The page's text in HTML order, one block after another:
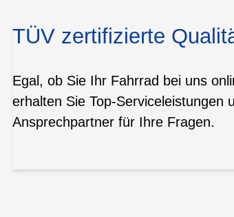
TÜV zertifizierte
Egal, ob Sie Ihr Fahrrad bei uns
erhalten Sie Top-Serviceleistungen
Ansprechpartner für Ihre Fragen.